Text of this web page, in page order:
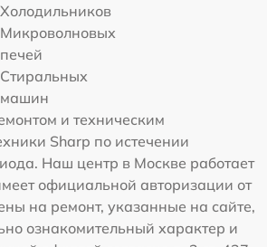
Холодильников
Микроволновых
печей
Стиральных
машин
и техническим
Sharp по истечении
Наш центр в Москве работает
официальной авторизации от
на ремонт, указанные на сайте,
ознакомительный характер и